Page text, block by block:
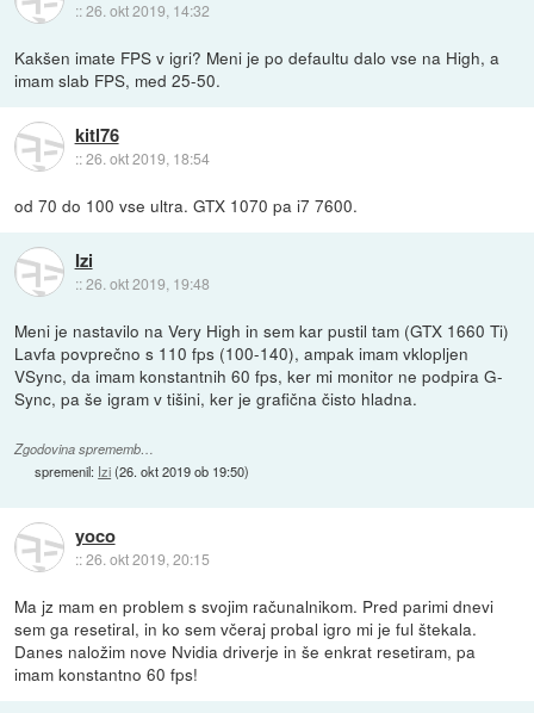
::26. okt 2019, 14:32
Kakšen imate FPS v igri? Meni je po defaultu dalo vse na High, a
imam slab FPS, med 25-50.
kitl76
::26. okt 2019, 18:54
od 70 do 100 vse ultra. GTX 1070 pa i7 7600.
Izi
::26. okt 2019, 19:48
Meni je nastavilo na Very High in sem kar pustil tam (GTX 1660 Ti)
Lavfa povprečno s 110 fps (100-140), ampak imam vklopljen
VSync, da imam konstantnih 60 fps, ker mi monitor ne podpira G-
Sync, pa še igram v tišini, ker je grafična čisto hladna.
Zgodovina sprememb…
spremenil: Izi(26. okt 2019 ob 19:50)
yoco
::26. okt 2019, 20:15
Ma jz mam en problem s svojim računalnikom. Pred parimi dnevi
sem ga resetiral, in ko sem včeraj probal igro mi je ful štekala.
Danes naložim nove Nvidia driverje in še enkrat resetiram, pa
imam konstantno 60 fps!